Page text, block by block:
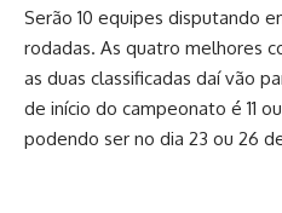
Serão 10 equipes disputando
rodadas. As quatro melhores
as duas classificadas daí vão
de início do campeonato é 11
podendo ser no dia 23 ou 26